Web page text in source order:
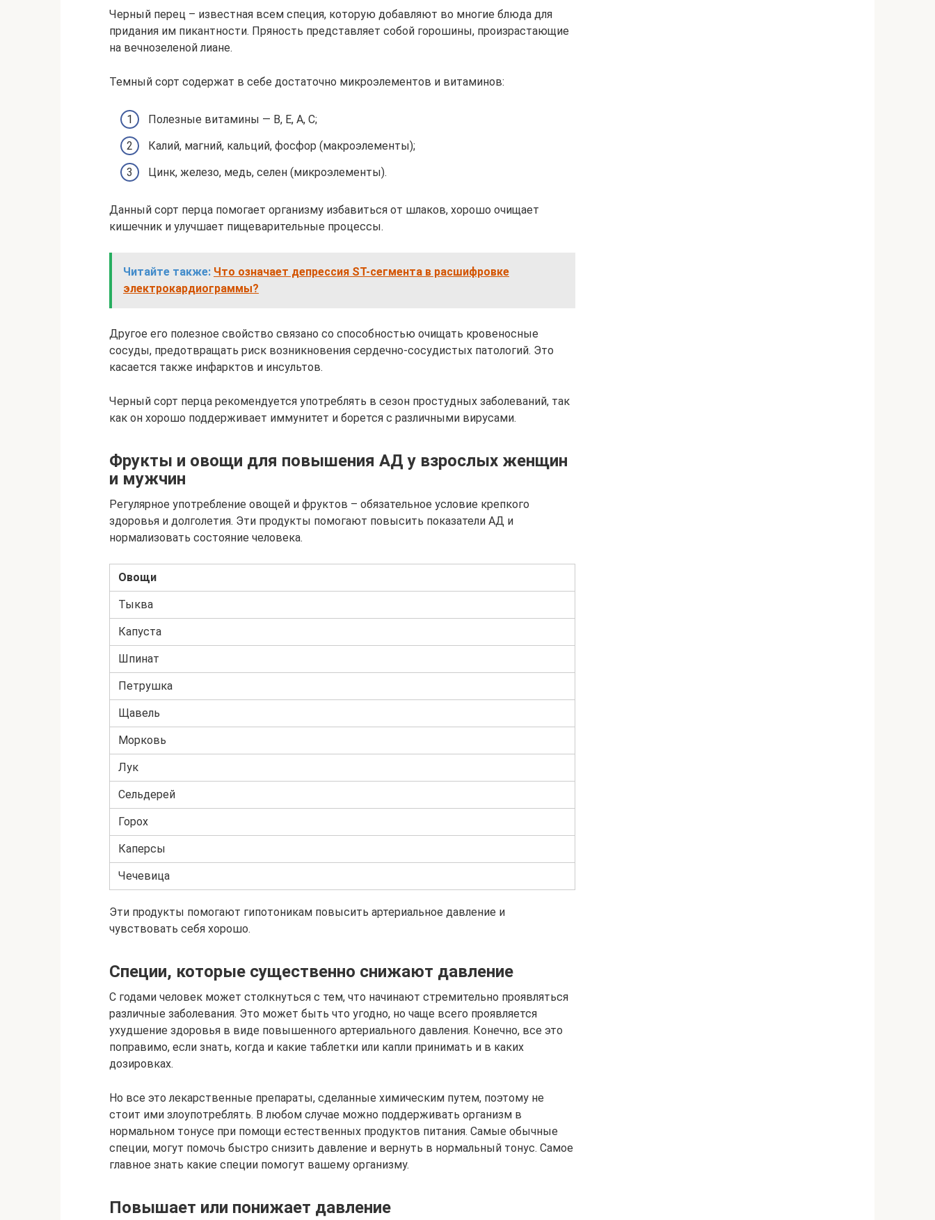
Черный перец – известная всем специя, которую добавляют во многие блюда для
придания им пикантности. Пряность представляет собой горошины, произрастающие
на вечнозеленой лиане.
Темный сорт содержат в себе достаточно микроэлементов и витаминов:
Полезные витамины — В, Е, A, C;
Калий, магний, кальций, фосфор (макроэлементы);
Цинк, железо, медь, селен (микроэлементы).
Данный сорт перца помогает организму избавиться от шлаков, хорошо очищает
кишечник и улучшает пищеварительные процессы.
Читайте также: Что означает депрессия ST-сегмента в расшифровке
электрокардиограммы?
Другое его полезное свойство связано со способностью очищать кровеносные
сосуды, предотвращать риск возникновения сердечно-сосудистых патологий. Это
касается также инфарктов и инсультов.
Черный сорт перца рекомендуется употреблять в сезон простудных заболеваний, так
как он хорошо поддерживает иммунитет и борется с различными вирусами.
Фрукты и овощи для повышения АД у взрослых женщин
и мужчин
Регулярное употребление овощей и фруктов – обязательное условие крепкого
здоровья и долголетия. Эти продукты помогают повысить показатели АД и
нормализовать состояние человека.
Овощи
Тыква
Капуста
Шпинат
Петрушка
Щавель
Морковь
Лук
Сельдерей
Горох
Каперсы
Чечевица
Эти продукты помогают гипотоникам повысить артериальное давление и
чувствовать себя хорошо.
Специи, которые существенно снижают давление
С годами человек может столкнуться с тем, что начинают стремительно проявляться
различные заболевания. Это может быть что угодно, но чаще всего проявляется
ухудшение здоровья в виде повышенного артериального давления. Конечно, все это
поправимо, если знать, когда и какие таблетки или капли принимать и в каких
дозировках.
Но все это лекарственные препараты, сделанные химическим путем, поэтому не
стоит ими злоупотреблять. В любом случае можно поддерживать организм в
нормальном тонусе при помощи естественных продуктов питания. Самые обычные
специи, могут помочь быстро снизить давление и вернуть в нормальный тонус. Самое
главное знать какие специи помогут вашему организму.
Повышает или понижает давление